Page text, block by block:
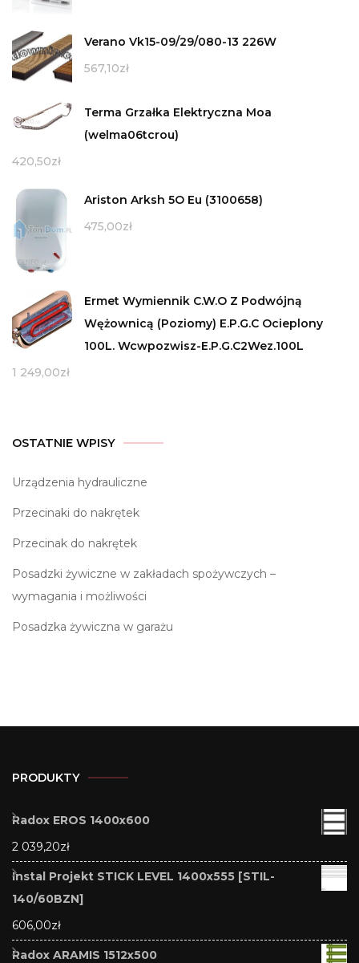
Verano Vk15-09/29/080-13 226W
567,10zł
Terma Grzałka Elektryczna Moa
(welma06tcrou)
420,50zł
Ariston Arksh 5O Eu (3100658)
475,00zł
Ermet Wymiennik C.W.O Z Podwójną
Wężownicą (Poziomy) E.P.G.C Ocieplony
100L. Wcwpozwisz-E.P.G.C2Wez.100L
1 249,00zł
OSTATNIE WPISY
Urządzenia hydrauliczne
Przecinaki do nakrętek
Przecinak do nakrętek
Posadzki żywiczne w zakładach spożywczych –
wymagania i możliwości
Posadzka żywiczna w garażu
PRODUKTY
Radox EROS 1400x600
2 039,20zł
Instal Projekt STICK LEVEL 1400x555 [STIL-
140/60BZN]
606,00zł
Radox ARAMIS 1512x500